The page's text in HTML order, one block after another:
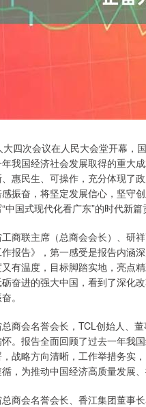
四次会议在人民大会堂开幕，
我国经济社会发展取得的重大
惠民生、可操作，充分体现了
振奋，将坚定发展信心，坚守
中国式现代化看广东”的时代新篇
商联主席（总商会会长）、研
报告》，第一感受是报告内涵
有温度，目标脚踏实地，亮点
奋进的强大中国，看到了深化
。
商会名誉会长，TCL创始人、
。报告全面回顾了过去一年我
战略方向清晰，工作举措务实
，为推动中国经济高质量发展
商会名誉会长、香江集团董事